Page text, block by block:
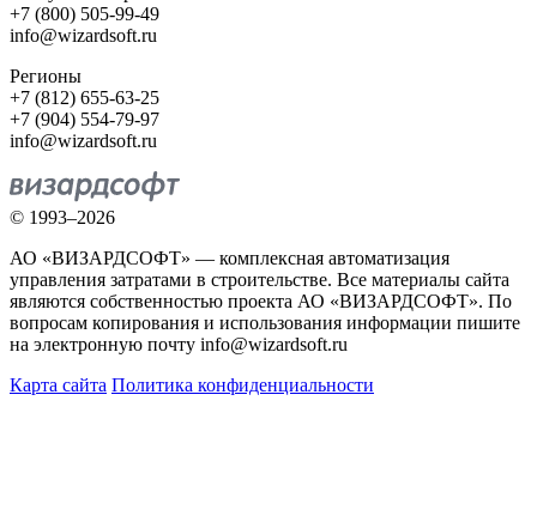
+7 (800) 505-99-49
info@wizardsoft.ru
Регионы
+7 (812) 655-63-25
+7 (904) 554-79-97
info@wizardsoft.ru
© 1993–2026
АО «ВИЗАРДСОФТ» — комплексная автоматизация
управления затратами в строительстве. Все материалы сайта
являются собственностью проекта АО «ВИЗАРДСОФТ». По
вопросам копирования и использования информации пишите
на электронную почту info@wizardsoft.ru
Карта сайта Политика конфиденциальности